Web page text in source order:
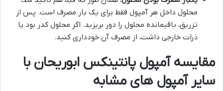
محلول داخل هر آمپول فقط برای یک بار مصرف است. پس از
تزریق، باقیمانده محلول را دور بریزید. اگر محلول کدر بود یا
ذرات خارجی داشت، از مصرف آن خودداری کنید.
مقایسه آمپول پانتینکس ابوریحان با
سایر آمپول های مشابه